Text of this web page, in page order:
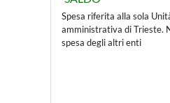
Spesa riferita alla sola
amministrativa di Trieste.
spesa degli altri enti